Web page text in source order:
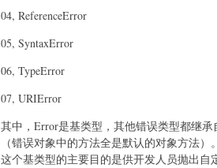
04, ReferenceError
05, SyntaxError
06, TypeError
07, URIError
其中，Error是基类型，其他错误类型都继
（错误对象中的方法全是默认的对象方法
这个基类型的主要目的是供开发人员抛出自